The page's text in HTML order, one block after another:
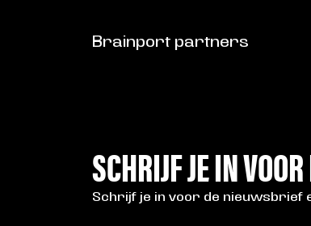
Brainport partners
SCHRIJF JE IN
Schrijf je in voor de nieuwsbrief